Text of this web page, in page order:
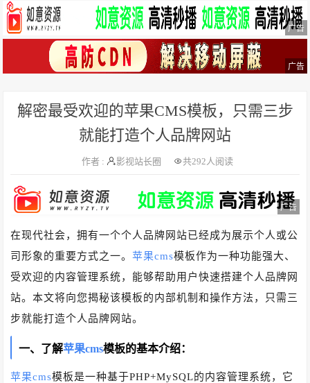
广告
广告
解密最受欢迎的苹果CMS模板，只需三步
就能打造个人品牌网站
作者 : 影视站长圈 共292人阅读
广告
在现代社会，拥有一个个人品牌网站已经成为展示个人或公
司形象的重要方式之一。苹果cms模板作为一种功能强大、
受欢迎的内容管理系统，能够帮助用户快速搭建个人品牌网
站。本文将向您揭秘该模板的内部机制和操作方法，只需三
步就能打造个人品牌网站。
一、了解苹果cms模板的基本介绍：
苹果cms模板是一种基于PHP+MySQL的内容管理系统，它